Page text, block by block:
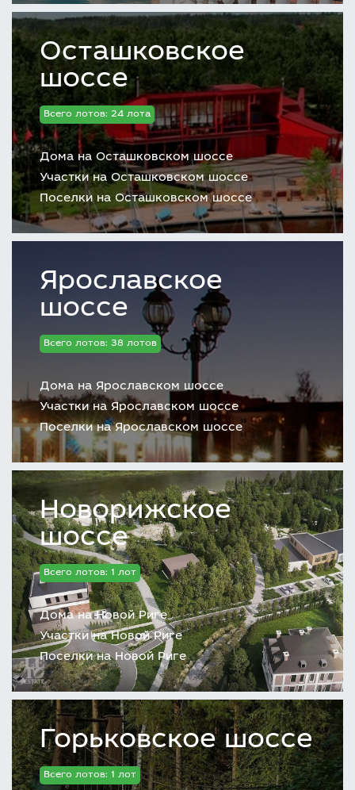
Осташковское
шоссе
Всего лотов: 24 лота
Дома на Осташковском шоссе
Участки на Осташковском шоссе
Поселки на Осташковском шоссе
Ярославское
шоссе
Всего лотов: 38 лотов
Дома на Ярославском шоссе
Участки на Ярославском шоссе
Поселки на Ярославском шоссе
Новорижское
шоссе
Всего лотов: 1 лот
Дома на Новой Риге
Участки на Новой Риге
Поселки на Новой Риге
Горьковское шоссе
Всего лотов: 1 лот